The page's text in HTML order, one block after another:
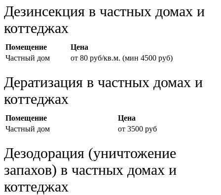
Дезинсекция в частных домах и
коттеджах
Помещение
Цена
Частный дом
от 80 руб/кв.м. (мин 4500 руб)
Дератизация в частных домах и
коттеджах
Помещение
Цена
Частный дом
от 3500 руб
Дезодорация (уничтожение
запахов) в частных домах и
коттеджах